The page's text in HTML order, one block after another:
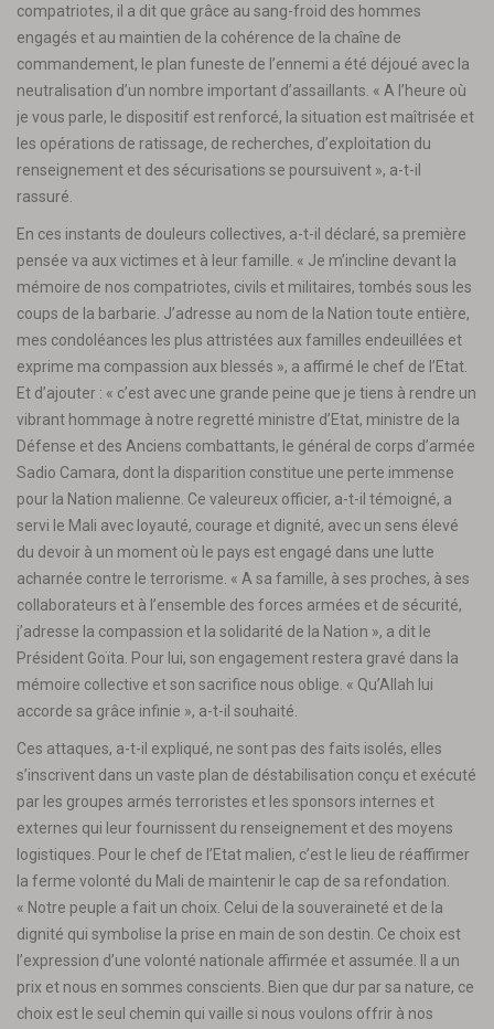
compatriotes, il a dit que grâce au sang-froid des hommes
engagés et au maintien de la cohérence de la chaîne de
commandement, le plan funeste de l’ennemi a été déjoué avec la
neutralisation d’un nombre important d’assaillants. « A l’heure où
je vous parle, le dispositif est renforcé, la situation est maîtrisée et
les opérations de ratissage, de recherches, d’exploitation du
renseignement et des sécurisations se poursuivent », a-t-il
rassuré.
En ces instants de douleurs collectives, a-t-il déclaré, sa première
pensée va aux victimes et à leur famille. « Je m’incline devant la
mémoire de nos compatriotes, civils et militaires, tombés sous les
coups de la barbarie. J’adresse au nom de la Nation toute entière,
mes condoléances les plus attristées aux familles endeuillées et
exprime ma compassion aux blessés », a affirmé le chef de l’Etat.
Et d’ajouter : « c’est avec une grande peine que je tiens à rendre un
vibrant hommage à notre regretté ministre d’Etat, ministre de la
Défense et des Anciens combattants, le général de corps d’armée
Sadio Camara, dont la disparition constitue une perte immense
pour la Nation malienne. Ce valeureux officier, a-t-il témoigné, a
servi le Mali avec loyauté, courage et dignité, avec un sens élevé
du devoir à un moment où le pays est engagé dans une lutte
acharnée contre le terrorisme. « A sa famille, à ses proches, à ses
collaborateurs et à l’ensemble des forces armées et de sécurité,
j’adresse la compassion et la solidarité de la Nation », a dit le
Président Goïta. Pour lui, son engagement restera gravé dans la
mémoire collective et son sacrifice nous oblige. « Qu’Allah lui
accorde sa grâce infinie », a-t-il souhaité.
Ces attaques, a-t-il expliqué, ne sont pas des faits isolés, elles
s’inscrivent dans un vaste plan de déstabilisation conçu et exécuté
par les groupes armés terroristes et les sponsors internes et
externes qui leur fournissent du renseignement et des moyens
logistiques. Pour le chef de l’Etat malien, c’est le lieu de réaffirmer
la ferme volonté du Mali de maintenir le cap de sa refondation.
« Notre peuple a fait un choix. Celui de la souveraineté et de la
dignité qui symbolise la prise en main de son destin. Ce choix est
l’expression d’une volonté nationale affirmée et assumée. Il a un
prix et nous en sommes conscients. Bien que dur par sa nature, ce
choix est le seul chemin qui vaille si nous voulons offrir à nos